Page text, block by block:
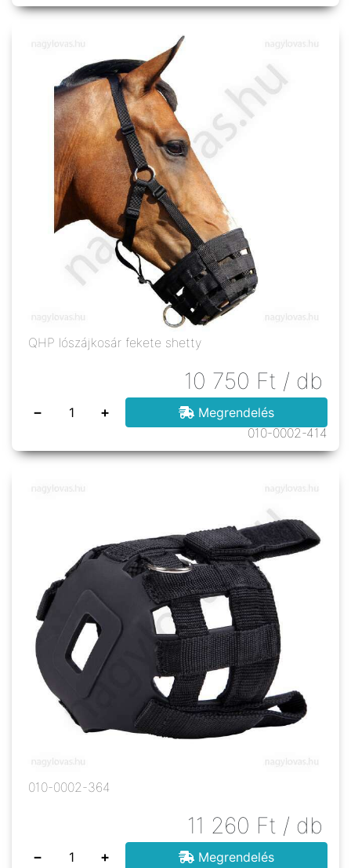
QHP lószájkosár fekete shetty
10 750 Ft / db
− +
Megrendelés
010-0002-414
010-0002-364
11 260 Ft / db
− +
Megrendelés